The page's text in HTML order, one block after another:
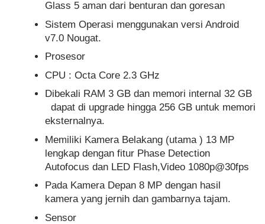
Glass 5 aman dari benturan dan goresan
Sistem Operasi menggunakan versi Android
v7.0 Nougat.
Prosesor
CPU : Octa Core 2.3 GHz
Dibekali RAM 3 GB dan memori internal 32 GB
dapat di upgrade hingga 256 GB untuk memori
eksternalnya.
Memiliki Kamera Belakang (utama ) 13 MP
lengkap dengan fitur Phase Detection
Autofocus dan LED Flash,Video 1080p@30fps
Pada Kamera Depan 8 MP dengan hasil
kamera yang jernih dan gambarnya tajam.
Sensor